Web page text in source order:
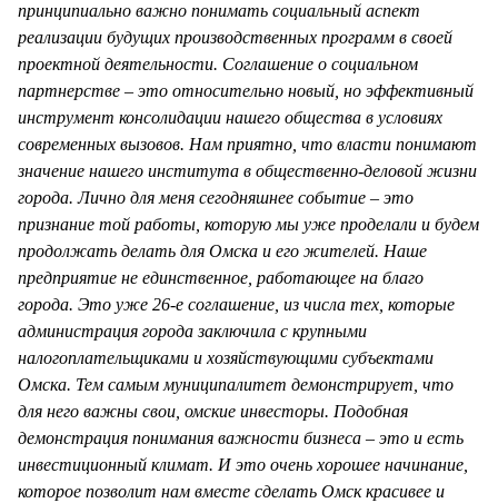
принципиально важно понимать социальный аспект
реализации будущих производственных программ в своей
проектной деятельности. Соглашение о социальном
партнерстве – это относительно новый, но эффективный
инструмент консолидации нашего общества в условиях
современных вызовов. Нам приятно, что власти понимают
значение нашего института в общественно-деловой жизни
города. Лично для меня сегодняшнее событие – это
признание той работы, которую мы уже проделали и будем
продолжать делать для Омска и его жителей. Наше
предприятие не единственное, работающее на благо
города. Это уже 26-е соглашение, из числа тех, которые
администрация города заключила с крупными
налогоплательщиками и хозяйствующими субъектами
Омска. Тем самым муниципалитет демонстрирует, что
для него важны свои, омские инвесторы. Подобная
демонстрация понимания важности бизнеса – это и есть
инвестиционный климат. И это очень хорошее начинание,
которое позволит нам вместе сделать Омск красивее и